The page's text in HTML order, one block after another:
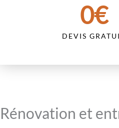
DEVIS
0€
Rénovation et